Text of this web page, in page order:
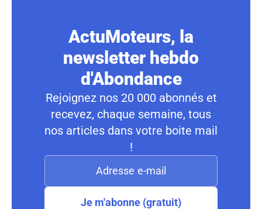
ActuMoteurs, la
newsletter hebdo
d'Abondance
Rejoignez nos 20 000 abonnés et
recevez, chaque semaine, tous
nos articles dans votre boite mail
!
Je m'abonne (gratuit)